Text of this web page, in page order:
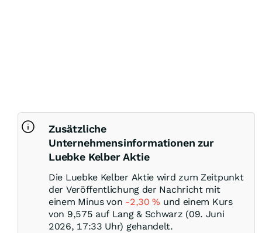
Zusätzliche
Unternehmensinformationen zur
Luebke Kelber Aktie
Die Luebke Kelber Aktie wird zum Zeitpunkt
der Veröffentlichung der Nachricht mit
einem Minus von -2,30% und einem Kurs
von 9,575 auf Lang & Schwarz (09. Juni
2026, 17:33 Uhr) gehandelt.